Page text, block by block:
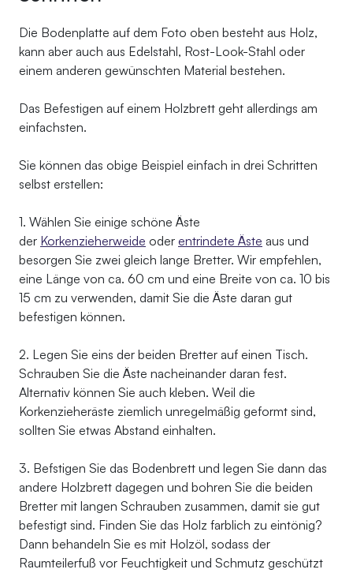
Die Bodenplatte auf dem Foto oben besteht aus Holz,
kann aber auch aus Edelstahl, Rost-Look-Stahl oder
einem anderen gewünschten Material bestehen.
Das Befestigen auf einem Holzbrett geht allerdings am
einfachsten.
Sie können das obige Beispiel einfach in drei Schritten
selbst erstellen:
1. Wählen Sie einige schöne Äste
der Korkenzieherweide oder entrindete Äste aus und
besorgen Sie zwei gleich lange Bretter. Wir empfehlen,
eine Länge von ca. 60 cm und eine Breite von ca. 10 bis
15 cm zu verwenden, damit Sie die Äste daran gut
befestigen können.
2. Legen Sie eins der beiden Bretter auf einen Tisch.
Schrauben Sie die Äste nacheinander daran fest.
Alternativ können Sie auch kleben. Weil die
Korkenzieheräste ziemlich unregelmäßig geformt sind,
sollten Sie etwas Abstand einhalten.
3. Befstigen Sie das Bodenbrett und legen Sie dann das
andere Holzbrett dagegen und bohren Sie die beiden
Bretter mit langen Schrauben zusammen, damit sie gut
befestigt sind. Finden Sie das Holz farblich zu eintönig?
Dann behandeln Sie es mit Holzöl, sodass der
Raumteilerfuß vor Feuchtigkeit und Schmutz geschützt